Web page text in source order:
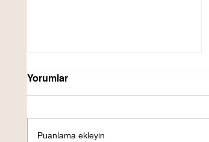
Yorumlar
Puanlama ekleyin